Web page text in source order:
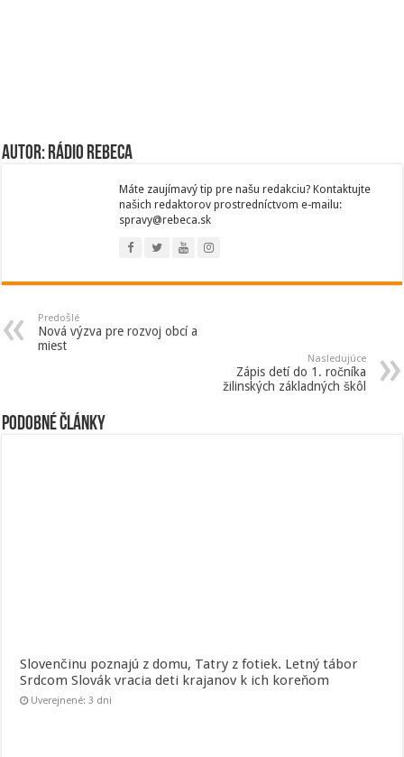
Autor: Rádio Rebeca
Máte zaujímavý tip pre našu redakciu? Kontaktujte
našich redaktorov prostredníctvom e-mailu:
spravy@rebeca.sk
Predošlé
Nová výzva pre rozvoj obcí a
miest
Nasledujúce
Zápis detí do 1. ročníka
žilinských základných škôl
Podobné články
Slovenčinu poznajú z domu, Tatry z fotiek. Letný tábor
Srdcom Slovák vracia deti krajanov k ich koreňom
Uverejnené: 3 dni